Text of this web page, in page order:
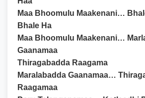
Maa Bhoomulu Maakenani…
Bhale Ha
Maa Bhoomulu Maakenani…
Gaanamaa
Thiragabadda Raagama
Maralabadda Gaanamaa…
Raagamaa